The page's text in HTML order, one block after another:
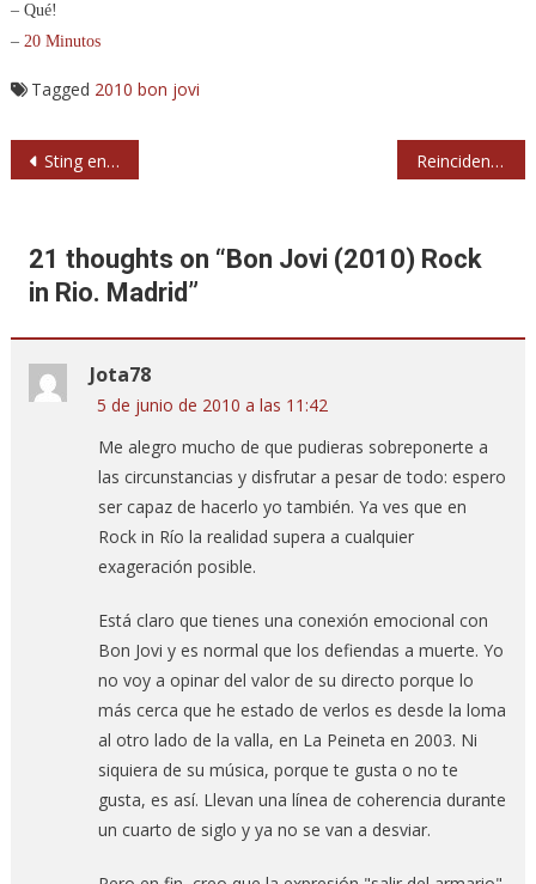
– Qué!
– 20 Minutos
Tagged 2010 bon jovi
Navegación
Sting en octubre en Bilbao, Barcelona y Madrid Reincidentes y Porretas (2010) Parque Aluche. Madrid
21 thoughts on “Bon Jovi (2010) Rock
in Rio. Madrid”
Jota78
5 de junio de 2010 a las 11:42
Me alegro mucho de que pudieras sobreponerte a
las circunstancias y disfrutar a pesar de todo: espero
ser capaz de hacerlo yo también. Ya ves que en
Rock in Río la realidad supera a cualquier
exageración posible.
Está claro que tienes una conexión emocional con
Bon Jovi y es normal que los defiendas a muerte. Yo
no voy a opinar del valor de su directo porque lo
más cerca que he estado de verlos es desde la loma
al otro lado de la valla, en La Peineta en 2003. Ni
siquiera de su música, porque te gusta o no te
gusta, es así. Llevan una línea de coherencia durante
un cuarto de siglo y ya no se van a desviar.